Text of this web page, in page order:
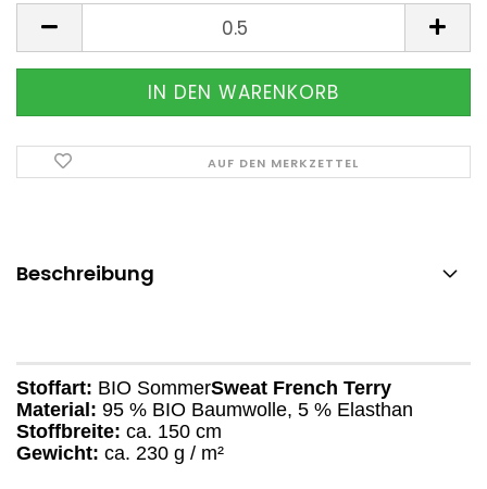
AUF DEN MERKZETTEL
Beschreibung
Stoffart: BIO SommerSweat French Terry
Material: 95 % BIO Baumwolle, 5 % Elasthan
Stoffbreite: ca. 150 cm
Gewicht: ca. 230 g / m²